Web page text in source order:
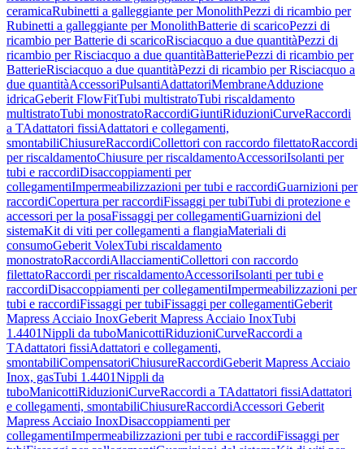
ceramicaRubinetti a galleggiante per MonolithPezzi di ricambio per
Rubinetti a galleggiante per MonolithBatterie di scaricoPezzi di
ricambio per Batterie di scaricoRisciacquo a due quantitàPezzi di
ricambio per Risciacquo a due quantitàBatteriePezzi di ricambio per
BatterieRisciacquo a due quantitàPezzi di ricambio per Risciacquo a
due quantitàAccessoriPulsantiAdattatoriMembraneAdduzione
idricaGeberit FlowFitTubi multistratoTubi riscaldamento
multistratoTubi monostratoRaccordiGiuntiRiduzioniCurveRaccordi
a TAdattatori fissiAdattatori e collegamenti,
smontabiliChiusureRaccordiCollettori con raccordo filettatoRaccordi
per riscaldamentoChiusure per riscaldamentoAccessoriIsolanti per
tubi e raccordiDisaccoppiamenti per
collegamentiImpermeabilizzazioni per tubi e raccordiGuarnizioni per
raccordiCopertura per raccordiFissaggi per tubiTubi di protezione e
accessori per la posaFissaggi per collegamentiGuarnizioni del
sistemaKit di viti per collegamenti a flangiaMateriali di
consumoGeberit VolexTubi riscaldamento
monostratoRaccordiAllacciamentiCollettori con raccordo
filettatoRaccordi per riscaldamentoAccessoriIsolanti per tubi e
raccordiDisaccoppiamenti per collegamentiImpermeabilizzazioni per
tubi e raccordiFissaggi per tubiFissaggi per collegamentiGeberit
Mapress Acciaio InoxGeberit Mapress Acciaio InoxTubi
1.4401Nippli da tuboManicottiRiduzioniCurveRaccordi a
TAdattatori fissiAdattatori e collegamenti,
smontabiliCompensatoriChiusureRaccordiGeberit Mapress Acciaio
Inox, gasTubi 1.4401Nippli da
tuboManicottiRiduzioniCurveRaccordi a TAdattatori fissiAdattatori
e collegamenti, smontabiliChiusureRaccordiAccessori Geberit
Mapress Acciaio InoxDisaccoppiamenti per
collegamentiImpermeabilizzazioni per tubi e raccordiFissaggi per